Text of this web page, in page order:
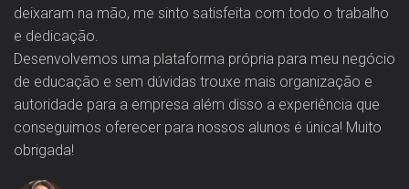
deixaram na mão, me sinto satisfeita com todo o trabalho
e dedicação.
Desenvolvemos uma plataforma própria para meu negócio
de educação e sem dúvidas trouxe mais organização e
autoridade para a empresa além disso a experiência que
conseguimos oferecer para nossos alunos é única! Muito
obrigada!